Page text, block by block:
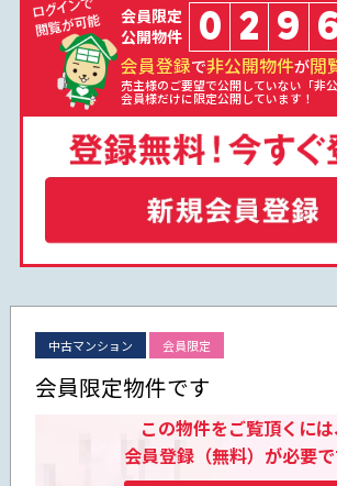
会員限定
公開物件
0 2 9
会員登録で非公開物件が閲
売主様のご要望で公開していない「非
会員様だけに限定公開しています！
中古マンション 会員限定
会員限定物件です
この物件をご覧頂くには
会員登録（無料）が必要で